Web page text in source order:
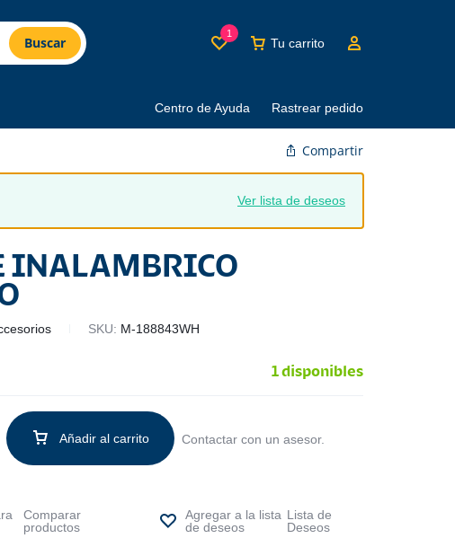
Buscar
1
Tu carrito
Centro de Ayuda Rastrear pedido
Compartir
Ver lista de deseos
INALAMBRICO
SKU: M-188843WH
1 disponibles
Añadir al carrito Contactar con un asesor.
Comparar
productos
Lista de
Deseos